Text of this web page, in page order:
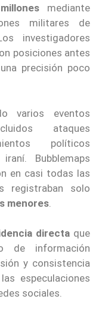
mediante
militares de
investigadores
posiciones antes
precisión poco
varios eventos
ataques
políticos
Bubblemaps
en casi todas las
registraban solo
menores
directa que
de información
y consistencia
especulaciones
sociales.